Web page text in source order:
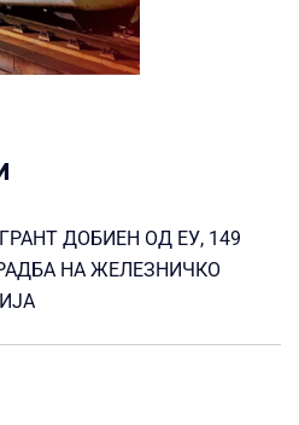
ДОБИЕН ОД ЕУ, 149
НА ЖЕЛЕЗНИЧКО